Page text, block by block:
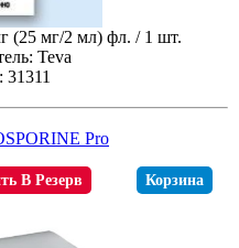
(25 мг/2 мл) фл. / 1 шт.
Teva
31311
Pro
В Резерв Корзина